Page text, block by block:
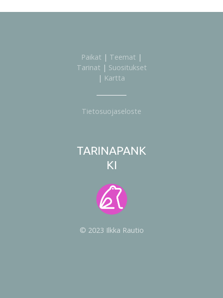
Paikat | Teemat |
Tarinat | Suositukset
| Kartta
Tietosuojaseloste
TARINAPANK
KI
© 2023 Ilkka Rautio